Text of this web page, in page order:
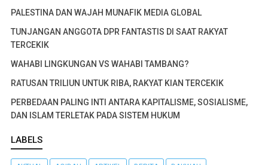
PALESTINA DAN WAJAH MUNAFIK MEDIA GLOBAL
TUNJANGAN ANGGOTA DPR FANTASTIS DI SAAT RAKYAT
TERCEKIK
WAHABI LINGKUNGAN VS WAHABI TAMBANG?
RATUSAN TRILIUN UNTUK RIBA, RAKYAT KIAN TERCEKIK
PERBEDAAN PALING INTI ANTARA KAPITALISME, SOSIALISME,
DAN ISLAM TERLETAK PADA SISTEM HUKUM
LABELS